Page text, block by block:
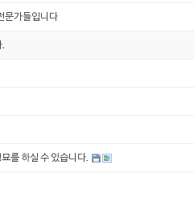
문가들입니다
를 하실 수 있습니다.